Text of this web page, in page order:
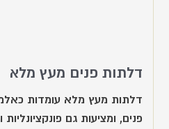
דלתות פנים מעץ מלא
דלתות מעץ מלא עומדות
פנים, ומציעות גם